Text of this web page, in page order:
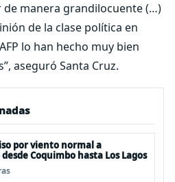
manera grandilocuente (…)
de la clase política en
lo han hecho muy bien
aseguró Santa Cruz.
por viento normal a
Coquimbo hasta Los Lagos